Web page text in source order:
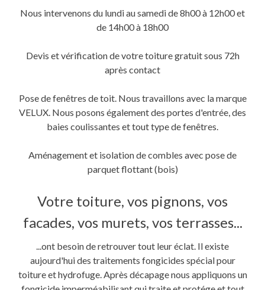
fenêtre)
Nous intervenons du lundi au samedi de 8h00 à 12h00 et
de 14h00 à 18h00
Devis et vérification de votre toiture gratuit sous 72h
après contact
Pose de fenêtres de toit. Nous travaillons avec la marque
VELUX. Nous posons également des portes d'entrée, des
baies coulissantes et tout type de fenêtres.
Aménagement et isolation de combles avec pose de
parquet flottant (bois)
Votre toiture, vos pignons, vos
facades, vos murets, vos terrasses...
...ont besoin de retrouver tout leur éclat. Il existe
aujourd'hui des traitements fongicides spécial pour
toiture et hydrofuge. Après décapage nous appliquons un